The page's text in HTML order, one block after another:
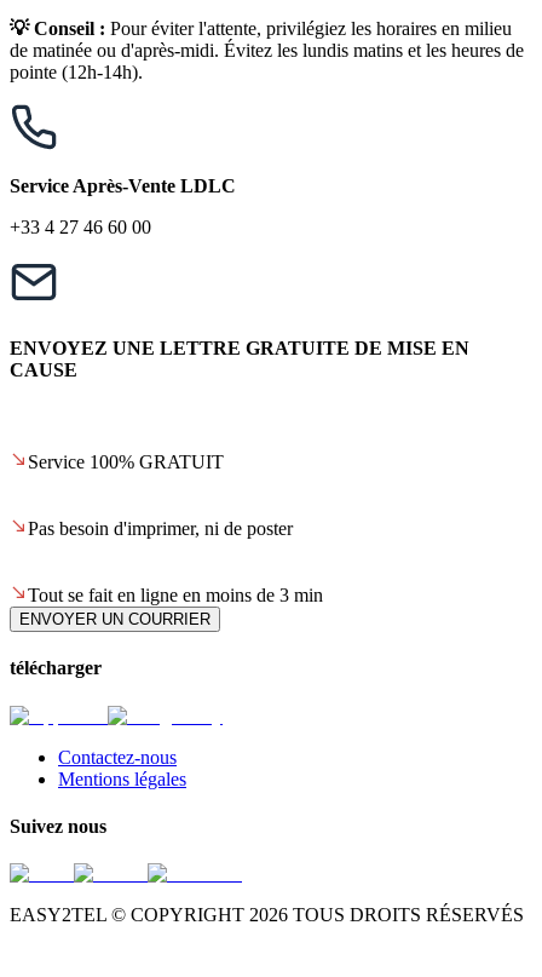
💡 Conseil : Pour éviter l'attente, privilégiez les horaires en milieu
de matinée ou d'après-midi. Évitez les lundis matins et les heures de
pointe (12h-14h).
Service Après-Vente LDLC
+33 4 27 46 60 00
ENVOYEZ UNE LETTRE GRATUITE DE MISE EN
CAUSE
Service 100% GRATUIT
Pas besoin d'imprimer, ni de poster
Tout se fait en ligne en moins de 3 min
ENVOYER UN COURRIER
télécharger
Contactez-nous
Mentions légales
Suivez nous
EASY2TEL © COPYRIGHT 2026 TOUS DROITS RÉSERVÉS